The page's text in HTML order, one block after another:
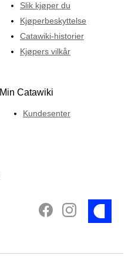
Slik kjøper du
Kjøperbeskyttelse
Catawiki-historier
Kjøpers vilkår
Min Catawiki
Kundesenter